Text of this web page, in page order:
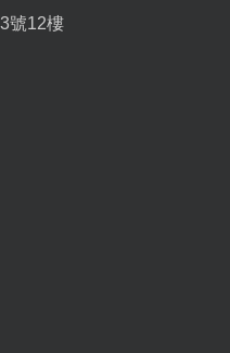
號12樓